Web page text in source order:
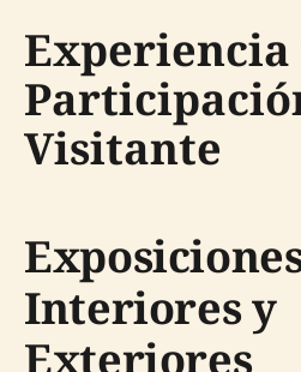
Experiencia
Visitante
Interiores y
Exteriores